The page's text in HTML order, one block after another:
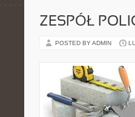
ZESPÓŁ
POSTED BY ADMIN